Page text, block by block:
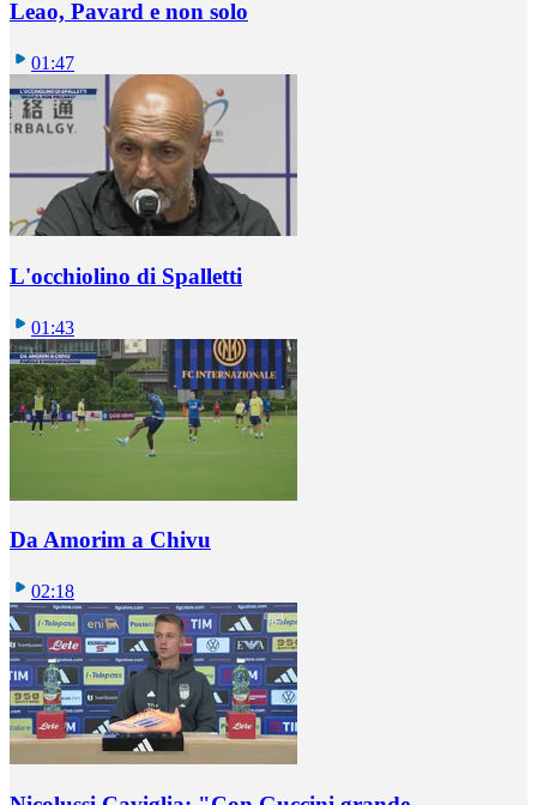
Leao, Pavard e non solo
01:47
L'occhiolino di Spalletti
01:43
Da Amorim a Chivu
02:18